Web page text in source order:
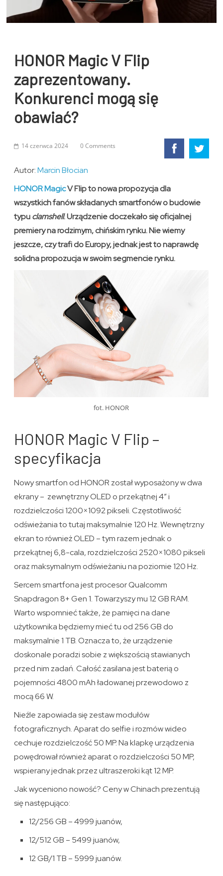
HONOR Magic V Flip
zaprezentowany.
Konkurenci mogą się
obawiać?
14 czerwca 2024 0 Comments
Autor:Marcin Błocian
HONOR MagicV Flip to nowa propozycja dla
wszystkich fanów składanych smartfonów o budowie
typuclamshell. Urządzenie doczekało się oficjalnej
premiery na rodzimym, chińskim rynku. Nie wiemy
jeszcze, czy trafi do Europy, jednak jest to naprawdę
solidna propozucja w swoim segmencie rynku.
fot. HONOR
HONOR Magic V Flip –
specyfikacja
Nowy smartfon od HONOR został wyposażony w dwa
ekrany – zewnętrzny OLED o przekątnej 4″ i
rozdzielczości 1200×1092 pikseli. Częstotliwość
odświeżania to tutaj maksymalnie 120 Hz. Wewnętrzny
ekran to również OLED – tym razem jednak o
przekątnej 6,8-cala, rozdzielczości 2520×1080 pikseli
oraz maksymalnym odświeżaniu na poziomie 120 Hz.
Sercem smartfona jest procesor Qualcomm
Snapdragon 8+ Gen 1. Towarzyszy mu 12 GB RAM.
Warto wspomnieć także, że pamięci na dane
użytkownika będziemy mieć tu od 256 GB do
maksymalnie 1 TB. Oznacza to, że urządzenie
doskonale poradzi sobie z większością stawianych
przed nim zadań. Całość zasilana jest baterią o
pojemności 4800 mAh ładowanej przewodowo z
mocą 66 W.
Nieźle zapowiada się zestaw modułów
fotograficznych. Aparat do selfie i rozmów wideo
cechuje rozdzielczość 50 MP. Na klapkę urządzenia
powędrował również aparat o rozdzielczości 50 MP,
wspierany jednak przez ultraszeroki kąt 12 MP.
Jak wyceniono nowość? Ceny w Chinach prezentują
się następująco:
12/256 GB – 4999 juanów,
12/512 GB – 5499 juanów,
12 GB/1 TB – 5999 juanów.